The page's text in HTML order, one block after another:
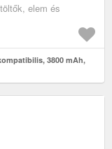
elem és
3800 mAh,